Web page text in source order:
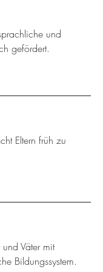
und
gefördert.
Eltern früh zu
Väter mit
Bildungssystem.